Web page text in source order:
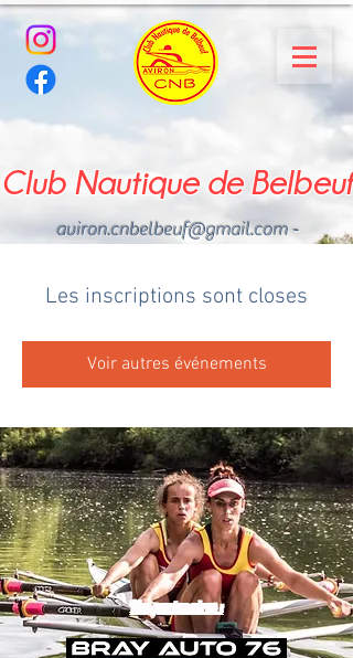
Club Nautique de Belbeuf
aviron.cnbelbeuf@gmail.com-
Les inscriptions sont closes
Voir autres événements
Nos partenaires :